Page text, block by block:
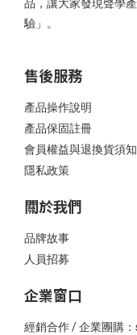
品，讓大家發現聲學
驗」。
售後服務
產品操作說明
產品保固註冊
會員權益與退換貨須知
隱私政策
關於我們
品牌故事
人員招募
企業窗口
經銷合作 / 企業團購